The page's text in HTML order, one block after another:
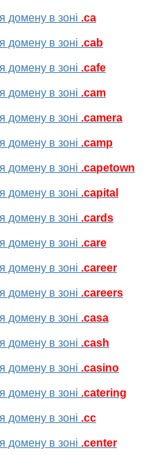
домену в зоні .ca
домену в зоні .cab
домену в зоні .cafe
домену в зоні .cam
домену в зоні .camera
домену в зоні .camp
домену в зоні .capetown
домену в зоні .capital
домену в зоні .cards
домену в зоні .care
домену в зоні .career
домену в зоні .careers
домену в зоні .casa
домену в зоні .cash
домену в зоні .casino
домену в зоні .catering
домену в зоні .cc
домену в зоні .center